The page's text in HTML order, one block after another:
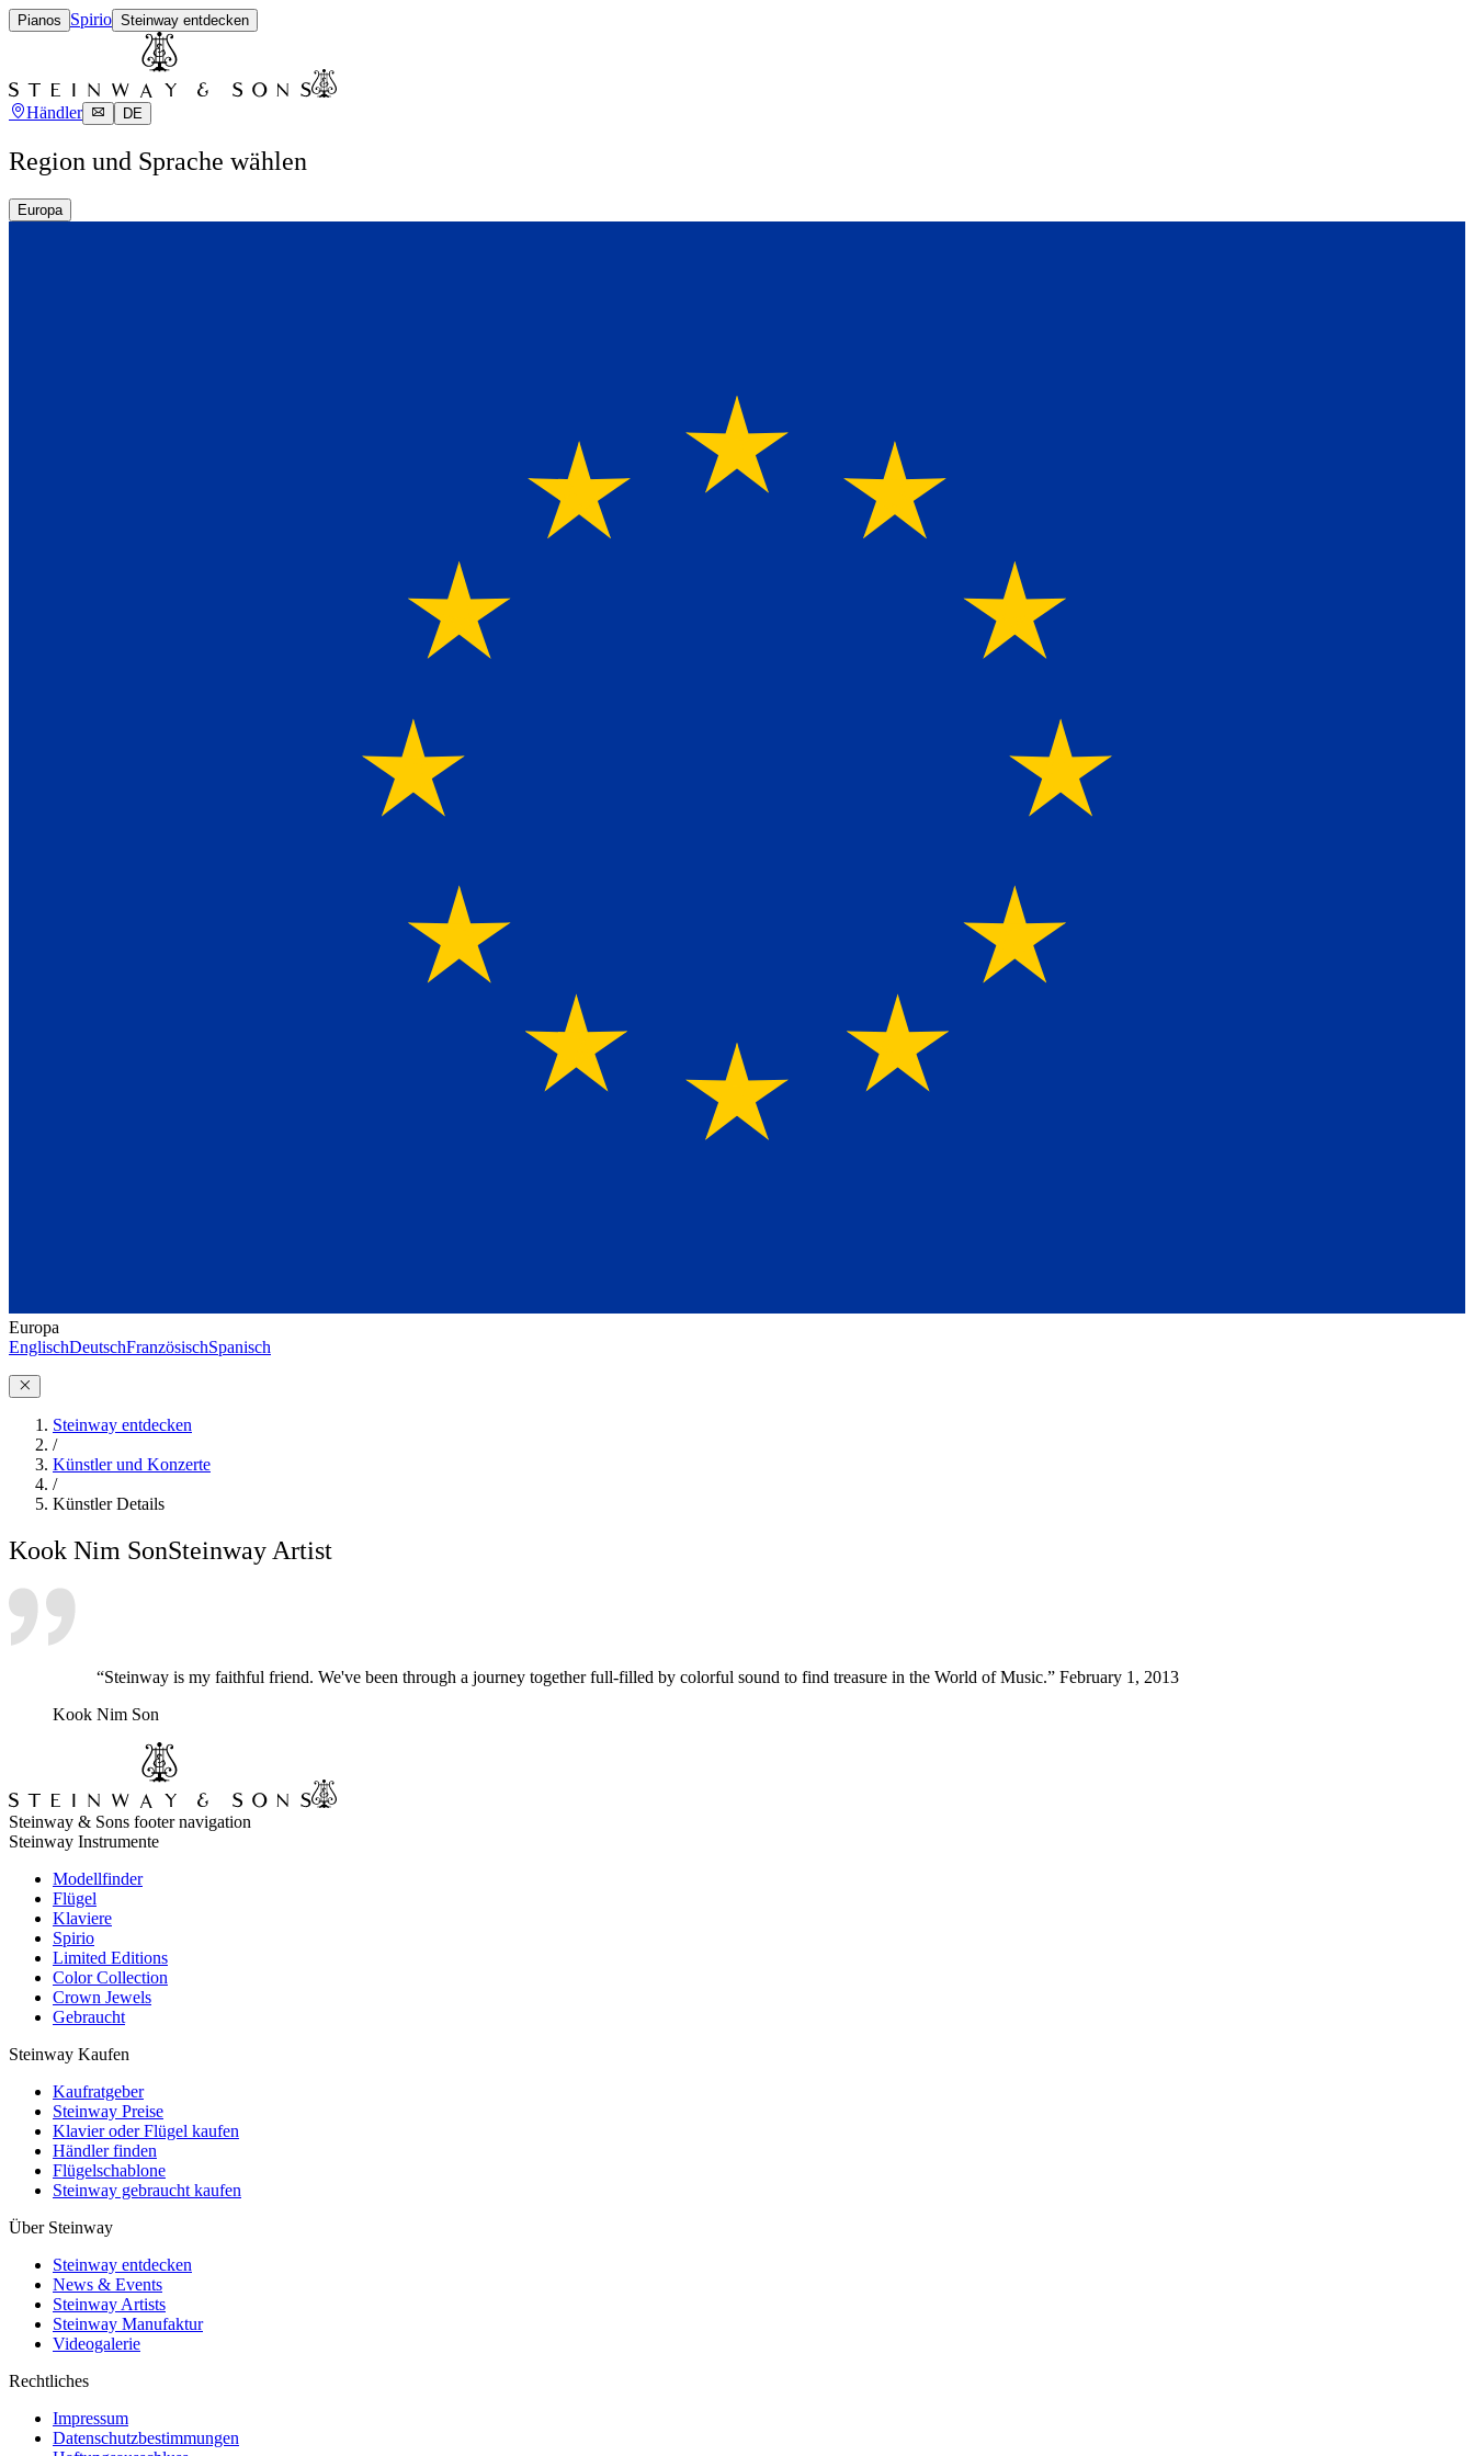
Pianos Spirio Steinway entdecken
Händler DE
Region und Sprache wählen
Europa
Europa
EnglischDeutschFranzösischSpanisch
Steinway entdecken
/
Künstler und Konzerte
/
Künstler Details
Kook Nim SonSteinway Artist
“Steinway is my faithful friend. We've been through a journey together full-filled by colorful sound to find treasure in the World of Music.” February 1, 2013
Kook Nim Son
Steinway & Sons footer navigation
Steinway Instrumente
Modellfinder
Flügel
Klaviere
Spirio
Limited Editions
Color Collection
Crown Jewels
Gebraucht
Steinway Kaufen
Kaufratgeber
Steinway Preise
Klavier oder Flügel kaufen
Händler finden
Flügelschablone
Steinway gebraucht kaufen
Über Steinway
Steinway entdecken
News & Events
Steinway Artists
Steinway Manufaktur
Videogalerie
Rechtliches
Impressum
Datenschutzbestimmungen